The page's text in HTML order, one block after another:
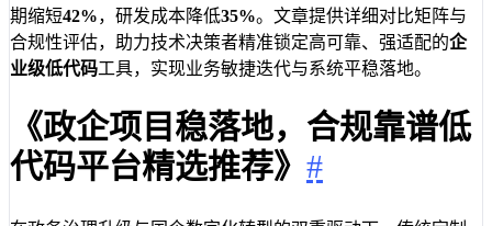
期缩短42%，研发成本降低35%。文章提供详细对比矩阵与
合规性评估，助力技术决策者精准锁定高可靠、强适配的企
业级低代码工具，实现业务敏捷迭代与系统平稳落地。
《政企项目稳落地，合规靠谱低
代码平台精选推荐》 #